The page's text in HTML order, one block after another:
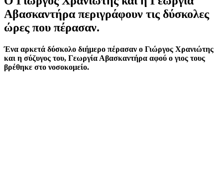
Αβασκαντήρα περιγράφουν τις δύσκολες
ώρες που πέρασαν.
Ένα αρκετά δύσκολο διήμερο πέρασαν ο Γιώργος Χρανιώτης
και η σύζυγος του, Γεωργία Αβασκαντήρα αφού ο γιος τους
βρέθηκε στο νοσοκομείο.